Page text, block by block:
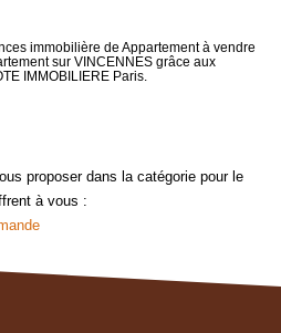
Nous
Rejoindre
Actualités
immobilière de Appartement à vendre
sur VINCENNES grâce aux
IMMOBILIERE Paris.
proposer dans la catégorie pour le
à vous :